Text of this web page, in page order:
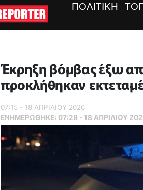
ΠΟΛΙΤΙΚΗ
Έκρηξη βόμβας έξω
προκλήθηκαν
07:15 - 18 ΑΠΡΙΛΙΟΥ 2026
ΕΝΗΜΕΡΏΘΗΚΕ: 07:28 - 18 ΑΠΡΙΛΙΟΥ